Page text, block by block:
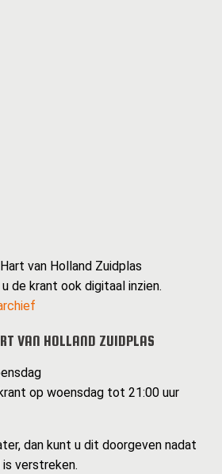
van Holland Zuidplas
de krant ook digitaal inzien.
VAN HOLLAND ZUIDPLAS
op woensdag tot 21:00 uur
dan kunt u dit doorgeven nadat
verstreken.